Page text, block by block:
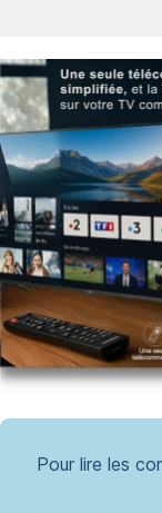
Pour lire les